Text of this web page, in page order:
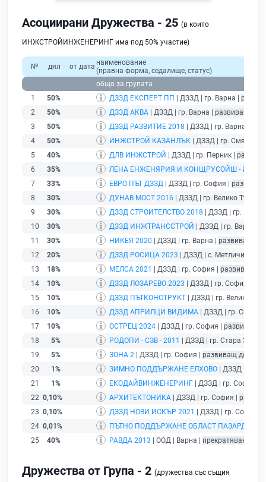
Асоциирани Дружества - 25 (в които
ИНЖСТРОЙИНЖЕНЕРИНГ има под 50% участие)
№ дял от дата наименование
(правна форма, седалище, статус)
общо за групата
1
50% ДЗЗД ЕКСПЕРТ ПП | ДЗЗД | гр. Варна |
2
50% ДЗЗД АКВА | ДЗЗД | гр. Варна | развиващ
3
50% ДЗЗД РАЗВИТИЕ 2018 | ДЗЗД | гр. Варна |
4
50% ИНЖСТРОЙ КАЗАНЛЪК | ДЗЗД | гр. Смядово
5
40% ДЛВ ИНЖСТРОЙ | ДЗЗД | гр. Перник |
6
35%
ЛЕНА ЕНЖЕНЯРИЯ И КОНЩРУСОЙШ -
7
33% ЕВРО ПЪТ ДЗЗД | ДЗЗД | гр. София |
8
30% ДУНАВ МОСТ 2016 | ДЗЗД | гр. Велико
9
30% ДЗЗД СТРОИТЕЛСТВО 2018 | ДЗЗД | гр.
10
30% ДЗЗД ИНЖТРАНССТРОЙ | ДЗЗД | гр. Варна |
11
30% НИКЕЯ 2020 | ДЗЗД | гр. Варна | развиващ
12
20% ДЗЗД РОСИЦА 2023 | ДЗЗД | с. Метличина |
13
18% МЕЛСА 2021 | ДЗЗД | гр. София | развиващ
14
10% ДЗЗД ЛОЗАРЕВО 2023 | ДЗЗД | гр. София |
15
10% ДЗЗД ПЪТКОНСТРУКТ | ДЗЗД | гр. Велико
16
10% ДЗЗД АПРИЛЦИ ВИДИМА | ДЗЗД | гр. София |
17
10% ОСТРЕЦ 2024 | ДЗЗД | гр. София | развиващ
18
5% РОДОПИ - СЗВ - 2011
| ДЗЗД | гр. Стара
19
5% ЗОНА 2 | ДЗЗД | гр. София | развиващ дейност
20
1% ЗИМНО ПОДДЪРЖАНЕ ЕЛХОВО | ДЗЗД | гр.
21
1% ЕКОДАЙВИНЖЕНЕРИНГ | ДЗЗД | гр. София |
22 0,10% АРХИТЕКТОНИКА | ДЗЗД | гр. София |
23 0,10% ДЗЗД НОВИ ИСКЪР 2021 | ДЗЗД | гр. София |
24 0,01%
ПЪТНО ПОДДЪРЖАНЕ ОБЛАСТ ПАЗАРДЖИК
25
40% РАВДА 2013 | ООД | Варна | прекратяване на
Дружества от Група - 2 (дружества със същия